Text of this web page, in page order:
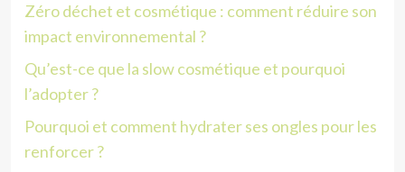
Zéro déchet et cosmétique : comment réduire son
impact environnemental ?
Qu’est-ce que la slow cosmétique et pourquoi
l’adopter ?
Pourquoi et comment hydrater ses ongles pour les
renforcer ?